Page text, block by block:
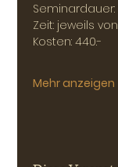
Seminardauer:
Zeit: jeweils von
Kosten: 440.-
Mehr anzeigen